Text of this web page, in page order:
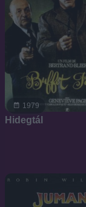
1979
Hidegtál